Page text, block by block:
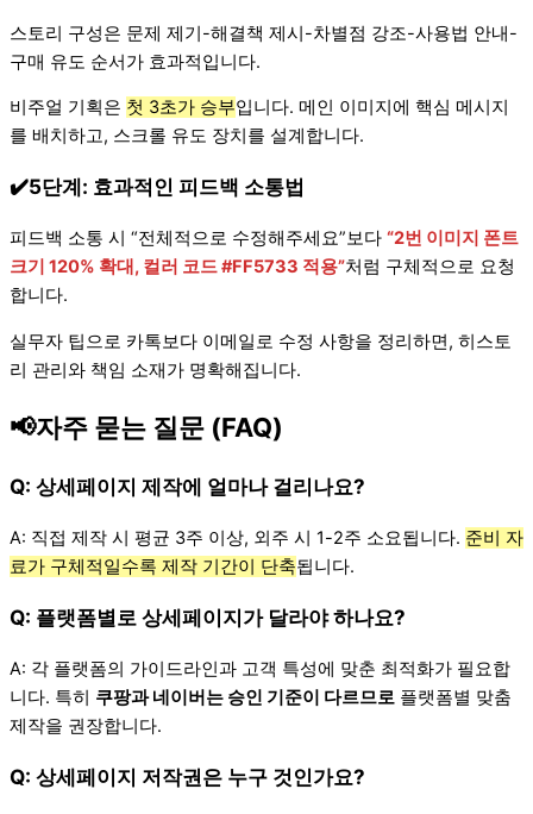
스토리 구성은 문제 제기-해결책 제시-차별점 강조-사용법 안내-
구매 유도 순서가 효과적입니다.
비주얼 기획은 첫 3초가 승부입니다. 메인 이미지에 핵심 메시지
를 배치하고, 스크롤 유도 장치를 설계합니다.
✔️5단계: 효과적인 피드백 소통법
피드백 소통 시 “전체적으로 수정해주세요”보다 “2번 이미지 폰트
크기 120% 확대, 컬러 코드 #FF5733 적용”처럼 구체적으로 요청
합니다.
실무자 팁으로 카톡보다 이메일로 수정 사항을 정리하면, 히스토
리 관리와 책임 소재가 명확해집니다.
📢자주 묻는 질문 (FAQ)
Q: 상세페이지 제작에 얼마나 걸리나요?
A: 직접 제작 시 평균 3주 이상, 외주 시 1-2주 소요됩니다. 준비 자
료가 구체적일수록 제작 기간이 단축됩니다.
Q: 플랫폼별로 상세페이지가 달라야 하나요?
A: 각 플랫폼의 가이드라인과 고객 특성에 맞춘 최적화가 필요합
니다. 특히 쿠팡과 네이버는 승인 기준이 다르므로 플랫폼별 맞춤
제작을 권장합니다.
Q: 상세페이지 저작권은 누구 것인가요?